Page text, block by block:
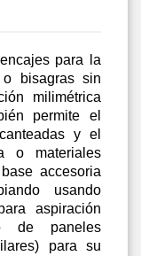
para la
bisagras sin
milimétrica
permite el
y el
o materiales
accesoria
usando
aspiración
de paneles
para su